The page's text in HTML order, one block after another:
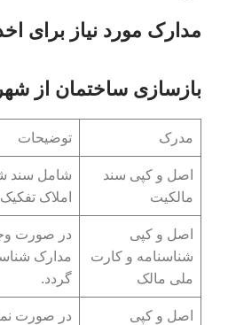
مدارک مورد نیاز برای
بازسازی ساختمان از
مدرک توضیحات
اصل و کپی سند
مالکیت
شامل سند
املاک
اصل و کپی
شناسنامه و کارت
ملی مالک
در صورت
مدارک
گردد.
اصل و کپی
در صورت